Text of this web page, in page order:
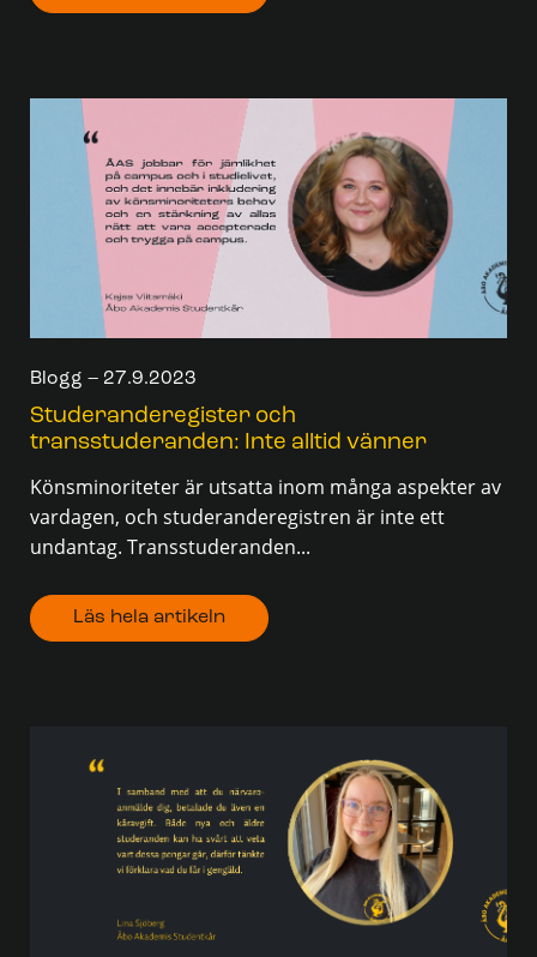
Blogg – 27.9.2023
Studeranderegister och
transstuderanden: Inte alltid vänner
Könsminoriteter är utsatta inom många aspekter av
vardagen, och studeranderegistren är inte ett
undantag. Transstuderanden...
Läs hela artikeln